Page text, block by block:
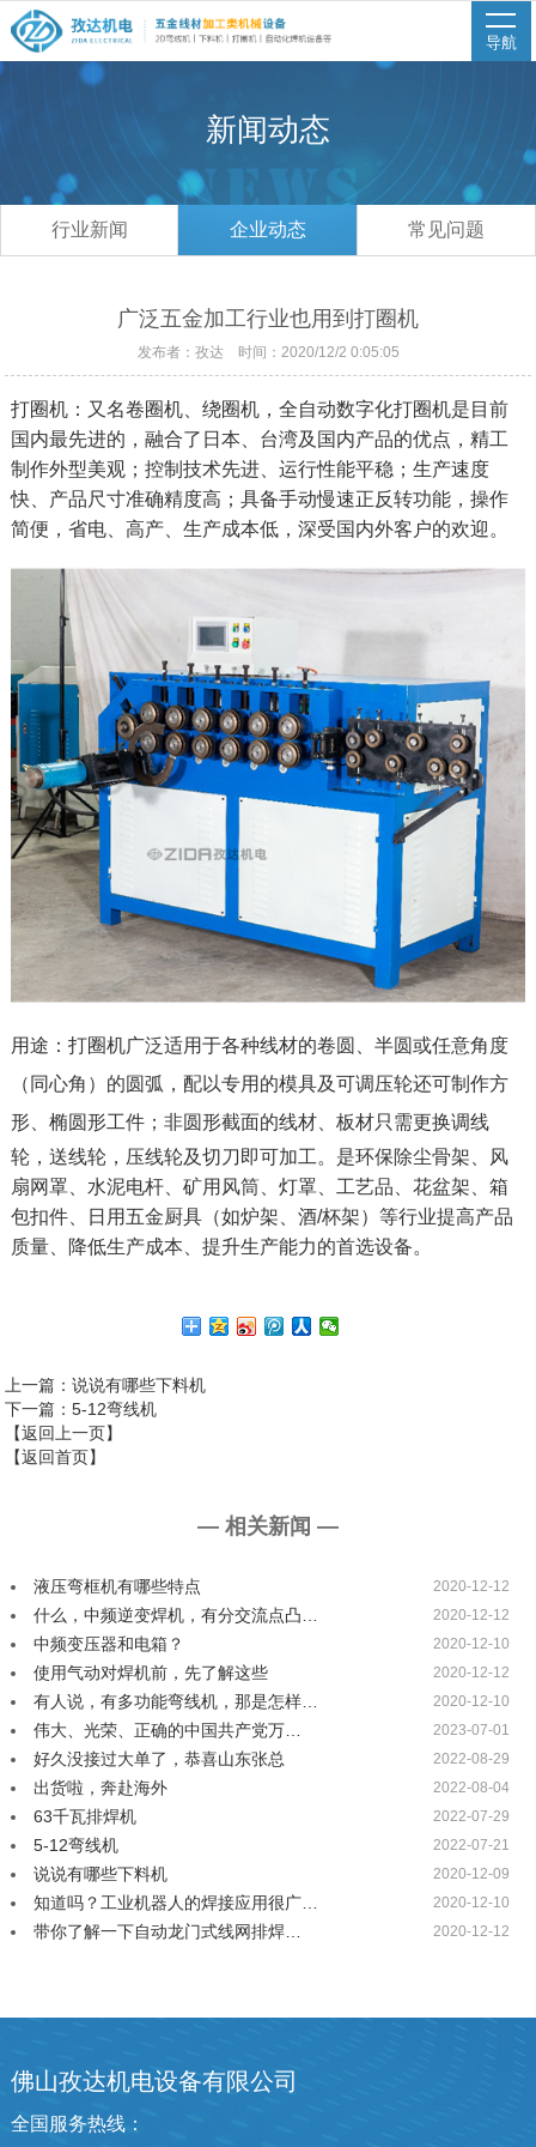
导航
新闻动态
行业新闻 企业动态 常见问题
广泛五金加工行业也用到打圈机
发布者：孜达 时间：2020/12/2 0:05:05
打圈机：又名卷圈机、绕圈机，全自动数字化打圈机是目前
国内最先进的，融合了日本、台湾及国内产品的优点，精工
制作外型美观；控制技术先进、运行性能平稳；生产速度
快、产品尺寸准确精度高；具备手动慢速正反转功能，操作
简便，省电、高产、生产成本低，深受国内外客户的欢迎。
用途：打圈机广泛适用于各种线材的卷圆、半圆或任意角度
（同心角）的圆弧，配以专用的模具及可调压轮还可制作方
形、椭圆形工件；非圆形截面的线材、板材只需更换调线
轮，送线轮，压线轮及切刀即可加工。是环保除尘骨架、风
扇网罩、水泥电杆、矿用风筒、灯罩、工艺品、花盆架、箱
包扣件、日用五金厨具（如炉架、酒/杯架）等行业提高产品
质量、降低生产成本、提升生产能力的首选设备。
上一篇 ：说说有哪些下料机
下一篇 ：5-12弯线机
【返回上一页】
【返回首页】
— 相关新闻 —
液压弯框机有哪些特点 2020-12-12
什么，中频逆变焊机，有分交流点凸… 2020-12-12
中频变压器和电箱？ 2020-12-10
使用气动对焊机前，先了解这些 2020-12-12
有人说，有多功能弯线机，那是怎样… 2020-12-10
伟大、光荣、正确的中国共产党万… 2023-07-01
好久没接过大单了，恭喜山东张总 2022-08-29
出货啦，奔赴海外 2022-08-04
63千瓦排焊机 2022-07-29
5-12弯线机 2022-07-21
说说有哪些下料机 2020-12-09
知道吗？工业机器人的焊接应用很广… 2020-12-10
带你了解一下自动龙门式线网排焊… 2020-12-12
佛山孜达机电设备有限公司
全国服务热线：